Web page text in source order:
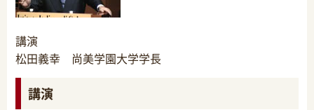
講演
松田義幸 尚美学園大学学長
講演